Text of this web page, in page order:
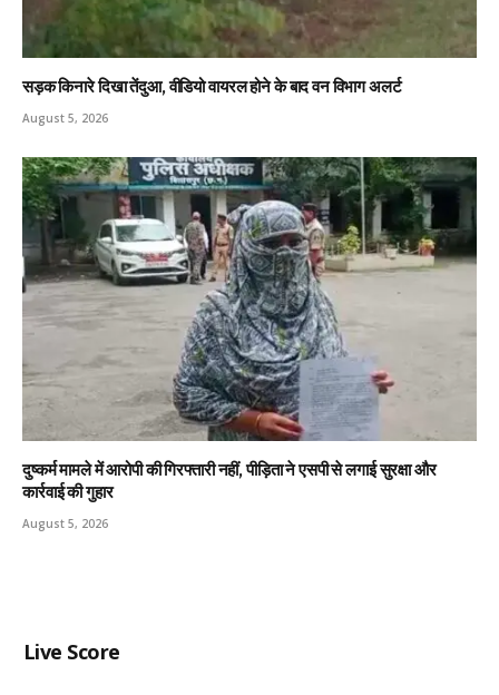
सड़क किनारे दिखा तेंदुआ, वीडियो वायरल होने के बाद वन विभाग अलर्ट
August 5, 2026
दुष्कर्म मामले में आरोपी की गिरफ्तारी नहीं, पीड़िता ने एसपी से लगाई सुरक्षा और
कार्रवाई की गुहार
August 5, 2026
Live Score